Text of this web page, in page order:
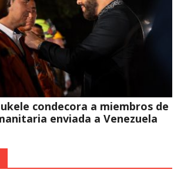
condecora a miembros de
enviada a Venezuela